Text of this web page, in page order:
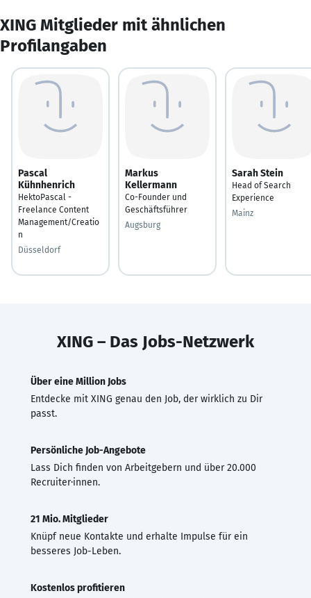
XING Mitglieder mit ähnlichen
Profilangaben
Pascal
Kühnhenrich
HektoPascal -
Freelance Content
Management/Creatio
n
Düsseldorf
Markus
Kellermann
Co-Founder und
Geschäftsführer
Augsburg
Sarah Stein
Head of Search
Experience
Mainz
XING – Das Jobs-Netzwerk
Über eine Million Jobs
Entdecke mit XING genau den Job, der wirklich zu Dir
passt.
Persönliche Job-Angebote
Lass Dich finden von Arbeitgebern und über 20.000
Recruiter·innen.
21 Mio. Mitglieder
Knüpf neue Kontakte und erhalte Impulse für ein
besseres Job-Leben.
Kostenlos profitieren